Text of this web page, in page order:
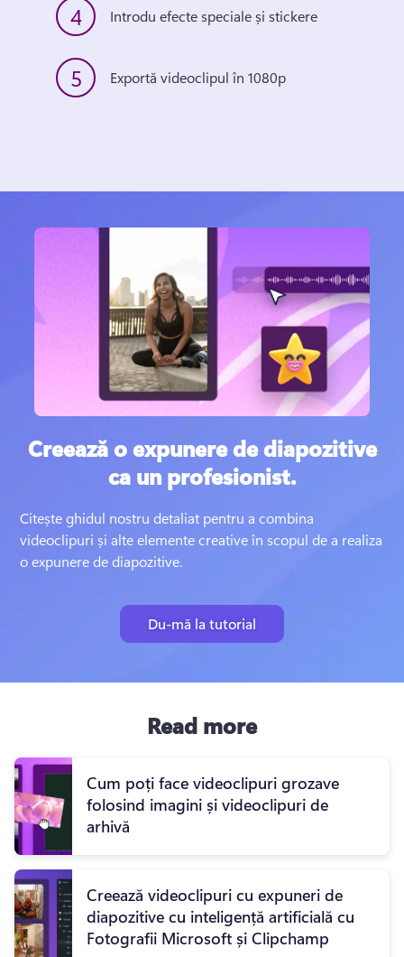
4 Introdu efecte speciale și stickere
5 Exportă videoclipul în 1080p
Creează o expunere de diapozitive
ca un profesionist.
Citește ghidul nostru detaliat pentru a combina
videoclipuri și alte elemente creative în scopul de a realiza
o expunere de diapozitive.
Du-mă la tutorial
Read more
Cum poți face videoclipuri grozave
folosind imagini și videoclipuri de
arhivă
Creează videoclipuri cu expuneri de
diapozitive cu inteligență artificială cu
Fotografii Microsoft și Clipchamp